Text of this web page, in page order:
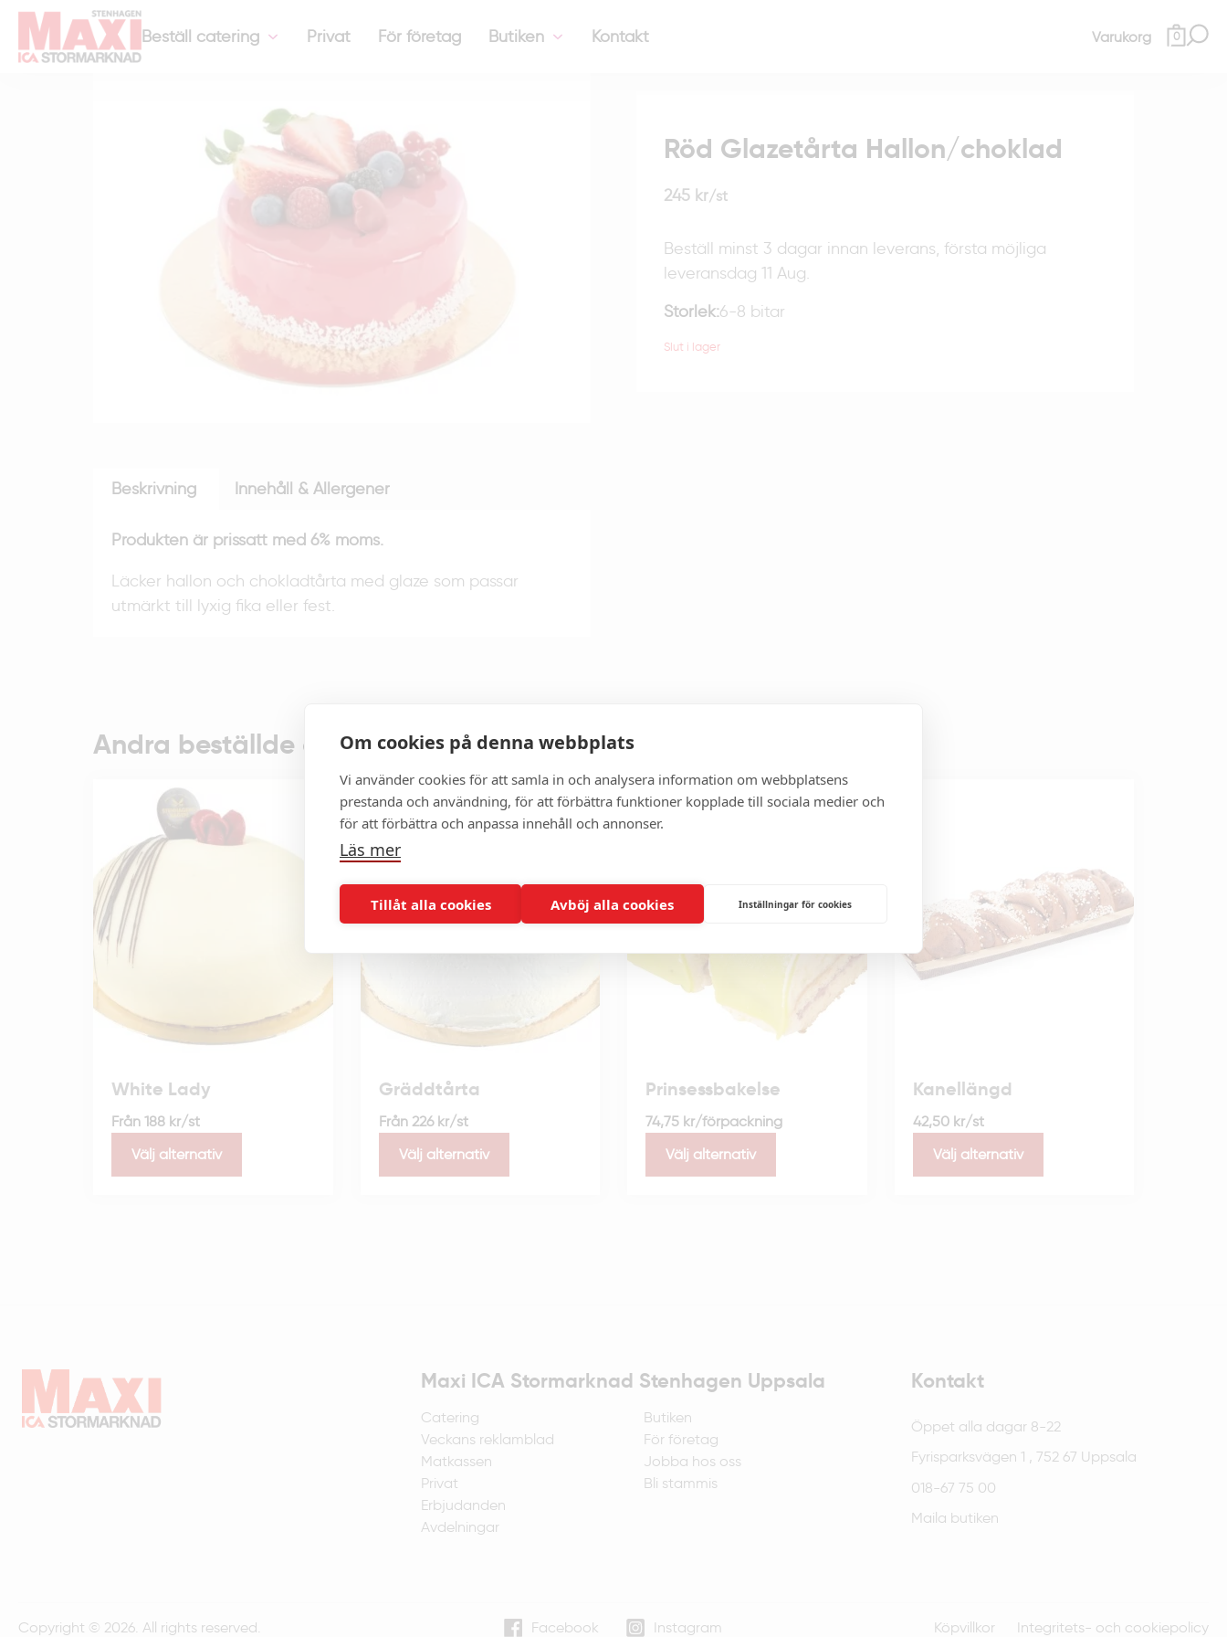
Om cookies på denna webbplats
Vi använder cookies för att samla in och analysera information om webbplatsens
prestanda och användning, för att förbättra funktioner kopplade till sociala medier och
för att förbättra och anpassa innehåll och annonser.
Läs mer
Tillåt alla cookies Avböj alla cookies Inställningar för cookies
Beställ catering Privat För företag Butiken Kontakt Varukorg 0
Hem Övrigt-Röd Glazetårta Hallon/choklad
Röd Glazetårta Hallon/choklad
245 kr/st
Beställ minst 3 dagar innan leverans, första möjliga
leveransdag 11 Aug.
Storlek:6-8 bitar
Slut i lager
Beskrivning Innehåll & Allergener
Produkten är prissatt med 6% moms.
Läcker hallon och chokladtårta med glaze som passar
utmärkt till lyxig fika eller fest.
Andra beställde även:
White Lady
Från 188 kr/st
Välj alternativ
Gräddtårta
Från 226 kr/st
Välj alternativ
Prinsessbakelse
74,75 kr/förpackning
Välj alternativ
Kanellängd
42,50 kr/st
Välj alternativ
Maxi ICA Stormarknad Stenhagen Uppsala
Catering
Veckans reklamblad
Matkassen
Privat
Erbjudanden
Avdelningar
Butiken
För företag
Jobba hos oss
Bli stammis
Kontakt
Öppet alla dagar 8-22
Fyrisparksvägen 1 , 752 67 Uppsala
018-67 75 00
Maila butiken
Copyright © 2026. All rights reserved. Facebook Instagram Köpvillkor Integritets- och cookiepolicy